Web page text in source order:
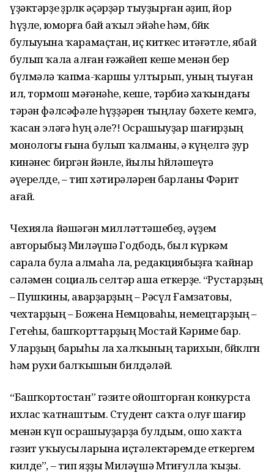
үҙәктәрҙе өҙөрлөк әҫәрҙәр тыуҙырған әҙип, йор
һүҙле, юморға бай аҡыл эйәһе һәм, бөйөк
булыуына ҡарамаҫтан, иҫ киткес итә­ғәтле, ябай
булып ҡала алған ғәжәйеп кеше менән бер
бүлмәлә ҡапма-ҡаршы ултырып, уның тыу­ған
ил, тормош мәғәнәһе, кеше, тәрбиә хаҡындағы
тәрән фәлсә­фәле һүҙҙәрен тыңлау бәхете кемгә,
ҡасан эләгә һуң әле?! Осрашыуҙар шағирҙың
монологы ғына булып ҡалманы, ә күңелгә ҙур
кинәнес биргән йәнле, йылы һөйләшеүгә
әүерелде, – тип хәтирәләрен барланы Фәрит
ағай.
Чехияла йәшәгән милләттә­шебеҙ, әүҙем
авторыбыҙ Миләүшә Годбодь, был күркәм
сарала була алмаһа ла, редакциябыҙға ҡайнар
сәләмен социаль селтәр аша еткерҙе. “Рустарҙың
– Пушкины, аварҙарҙың – Рәсүл Ғамзатовы,
чехтарҙың – Божена Немцоваһы, немецтарҙың –
Гетеһы, башҡорт­тарҙың Мостай Кәриме бар.
Уларҙың барыһы ла халҡының тарихын, бөйөклөгөн
һәм рухи балҡышын билдәләй.
“Башҡортостан” гәзите ойош­торған конкурста
ихлас ҡатнаштым. Студент саҡта олуғ шағир
менән күп осрашыуҙарҙа булдым, ошо хаҡта
гәзит уҡыусыларына иҫтәлек­тәремде еткергем
килде”, – тип яҙҙы Миләүшә Мөтиғулла ҡыҙы.